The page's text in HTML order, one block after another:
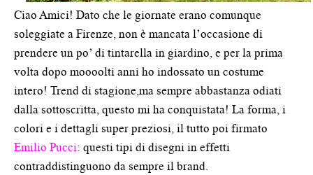
Ciao Amici! Dato che le giornate erano comunque
soleggiate a Firenze, non è mancata l’occasione di
prendere un po’ di tintarella in giardino, e per la prima
volta dopo moooolti anni ho indossato un costume
intero! Trend di stagione,ma sempre abbastanza odiati
dalla sottoscritta, questo mi ha conquistata! La forma, i
colori e i dettagli super preziosi, il tutto poi firmato
Emilio Pucci: questi tipi di disegni in effetti
contraddistinguono da sempre il brand.